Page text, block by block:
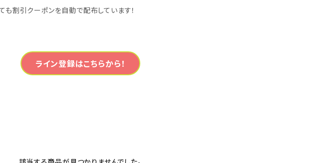
も割引クーポンを自動で配布しています！
ライン登録はこちらから！